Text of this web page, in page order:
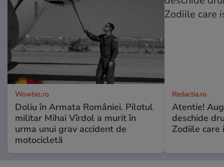
Wowbiz.ro
Doliu în Armata României. Pilotul
militar Mihai Vîrdol a murit în
urma unui grav accident de
motocicletă
Redactia.ro
Atentie!
deschide
Zodiile care